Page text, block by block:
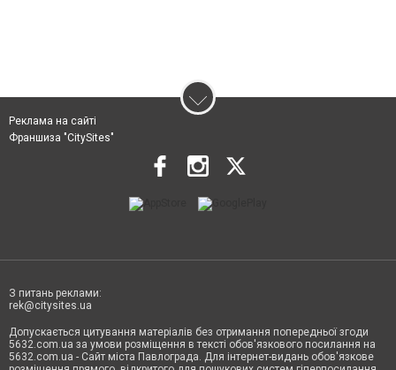
Реклама на сайті
Франшиза "CitySites"
З питань реклами:
rek@citysites.ua
Допускається цитування матеріалів без отримання попередньої згоди
5632.com.ua за умови розміщення в тексті обов'язкового посилання на
5632.com.ua - Сайт міста Павлограда. Для інтернет-видань обов'язкове